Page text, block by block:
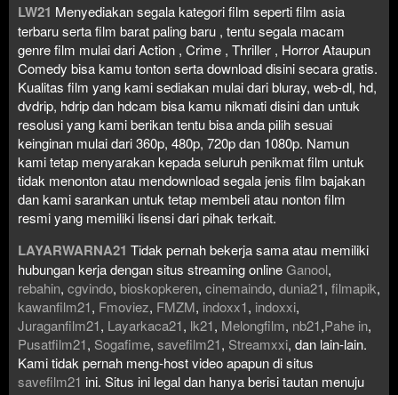
LW21 Menyediakan segala kategori film seperti film asia
terbaru serta film barat paling baru , tentu segala macam
genre film mulai dari Action , Crime , Thriller , Horror Ataupun
Comedy bisa kamu tonton serta download disini secara gratis.
Kualitas film yang kami sediakan mulai dari bluray, web-dl, hd,
dvdrip, hdrip dan hdcam bisa kamu nikmati disini dan untuk
resolusi yang kami berikan tentu bisa anda pilih sesuai
keinginan mulai dari 360p, 480p, 720p dan 1080p. Namun
kami tetap menyarakan kepada seluruh penikmat film untuk
tidak menonton atau mendownload segala jenis film bajakan
dan kami sarankan untuk tetap membeli atau nonton film
resmi yang memiliki lisensi dari pihak terkait.
LAYARWARNA21 Tidak pernah bekerja sama atau memiliki
hubungan kerja dengan situs streaming onlineGanool,
rebahin, cgvindo, bioskopkeren, cinemaindo, dunia21, filmapik,
kawanfilm21, Fmoviez, FMZM, indoxx1, indoxxi,
Juraganfilm21, Layarkaca21, lk21, Melongfilm, nb21,Pahe in,
Pusatfilm21, Sogafime, savefilm21, Streamxxi, dan lain-lain.
Kami tidak pernah meng-host video apapun di situs
savefilm21 ini. Situs ini legal dan hanya berisi tautan menuju